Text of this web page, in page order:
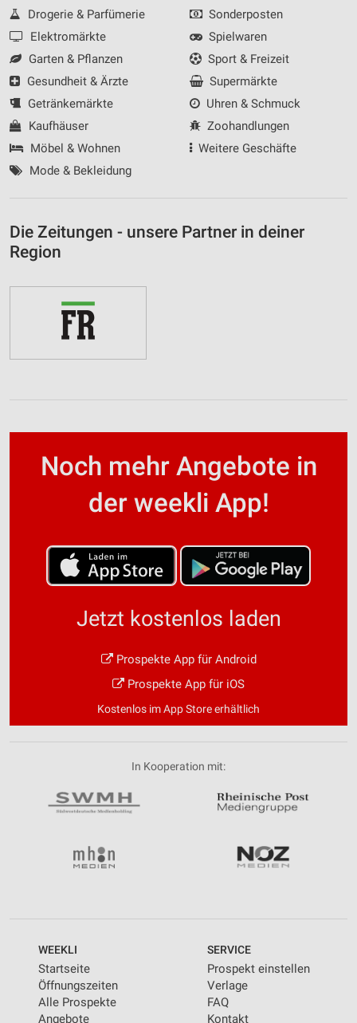
Drogerie & Parfümerie
Elektromärkte
Garten & Pflanzen
Gesundheit & Ärzte
Getränkemärkte
Kaufhäuser
Möbel & Wohnen
Mode & Bekleidung
Sonderposten
Spielwaren
Sport & Freizeit
Supermärkte
Uhren & Schmuck
Zoohandlungen
Weitere Geschäfte
Die Zeitungen - unsere Partner in deiner
Region
Noch mehr Angebote in
der weekli App!
Jetzt kostenlos laden
Prospekte App für Android
Prospekte App für iOS
Kostenlos im App Store erhältlich
In Kooperation mit:
WEEKLI
Startseite
Öffnungszeiten
Alle Prospekte
Angebote
SERVICE
Prospekt einstellen
Verlage
FAQ
Kontakt